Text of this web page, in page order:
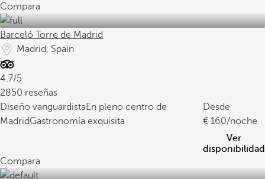
Compara
Barceló Torre de Madrid
Madrid, Spain
4.7/5
2850 reseñas
Diseño vanguardistaEn pleno centro de
MadridGastronomía exquisita
Desde
160/noche
Ver
disponibilidad
Compara